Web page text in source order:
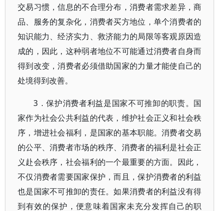
交易习惯，信息的不合理分布，消费者需求差异，商
品、服务的复杂化，消费者买方地位，单个消费者的
知识能力、经济实力、救济能力的局限等客观原因造
成的，因此，这种弱者地位不可能通过消费者自身而
得到改变，消费者必须借助国家的力量才能使自己的
处境得到改善。
3．保护消费者利益是国家不可推卸的职责。国
家作为社会公共利益的代表，维护社会正义和社会秩
序，增进社会福利，是国家的基本职能。消费者交易
的公平、消费者市场的秩序、消费者的福利是社会正
义赴会秩序，社会福利的一个最重要的方面。因此，
不仅消费者需要国家保护，而且，保护消费者的利益
也是国家不可推卸的责任。如果消费者的利益没有得
到有效的保护，便意味着国家未充分发挥自己的职